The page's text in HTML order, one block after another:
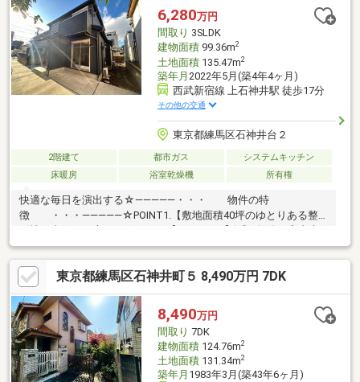
お店がございます。豊島区・板橋区・北区・練馬区の物件情報は
アドキャストまで！都内に16店舗展開！未公開物件多数！物件探
しのお困りの方はぜひ、アドキャストまで♪
6,280万円
間取り 3SLDK
建物面積99.36m2
土地面積135.47m2
築年月 2022年5月(築4年4ヶ月)
西武新宿線 上石神井駅 徒歩17分
その他の交通
東京都練馬区石神井台２
2階建て 都市ガス
システムキッチン
床暖房
浴室乾燥機 所有権
快適な毎日を演出する☆―――――・・・ 物件の特
徴 ・・・―――――☆POINT1.【敷地面積40坪のゆとりある整
変綺麗な築浅戸建。即入居可能な3SLDKで間取変更もご相談可能
です！】POINT3.【足元から暖かいガス床暖房や食洗機、浴室乾
燥機など、日々の家事を助ける充実の設備仕様♪】POINT4.【3路
線利用可能でバス停まで停歩1分！】まずは、現地をご案内させて
いただきます！☆―――――・・・ ―☆― ・・・―――――☆
東京都練馬区石神井町５ 8,490万円 7DK
8,490万円
間取り 7DK
建物面積124.76m2
土地面積131.34m2
築年月 1983年3月(築43年6ヶ月)